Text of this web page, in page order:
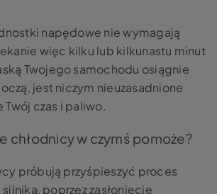
napędowe nie wymagają
więc kilku lub kilkunastu minut
Twojego samochodu osiągnie
jest niczym nieuzasadnione
Twój czas i paliwo.
chłodnicy w czymś pomoże?
próbują przyśpieszyć proces
poprzez zasłonięcie